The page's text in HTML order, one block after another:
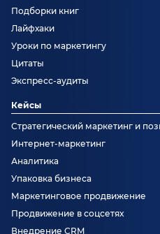
Подборки книг
Лайфхаки
Уроки по маркетингу
Цитаты
Экспресс-аудиты
Кейсы
Стратегический маркетинг и
Интернет-маркетинг
Аналитика
Упаковка бизнеса
Маркетинговое продвижение
Продвижение в соцсетях
Внедрение CRM